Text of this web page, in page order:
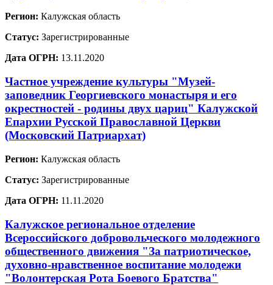
Регион: Калужская область
Статус: Зарегистрированные
Дата ОГРН: 13.11.2020
Частное учреждение культуры "Музей-
заповедник Георгиевского монастыря и его
окрестностей - родины двух цариц" Калужской
Епархии Русской Православной Церкви
(Московский Патриархат)
Регион: Калужская область
Статус: Зарегистрированные
Дата ОГРН: 11.11.2020
Калужское региональное отделение
Всероссийского добровольческого молодежного
общественного движения "За патриотическое,
духовно-нравственное воспитание молодежи
"Волонтерская Рота Боевого Братства"